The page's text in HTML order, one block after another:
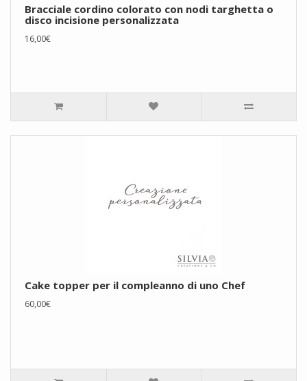
Bracciale cordino colorato con nodi targhetta o
disco incisione personalizzata
16,00€
Cake topper per il compleanno di uno Chef
60,00€